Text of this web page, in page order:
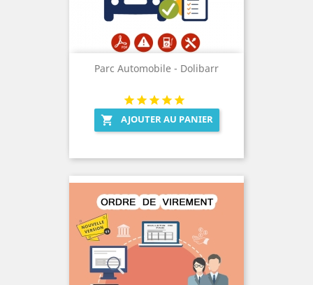
Parc Automobile - Dolibarr
 AJOUTER AU PANIER